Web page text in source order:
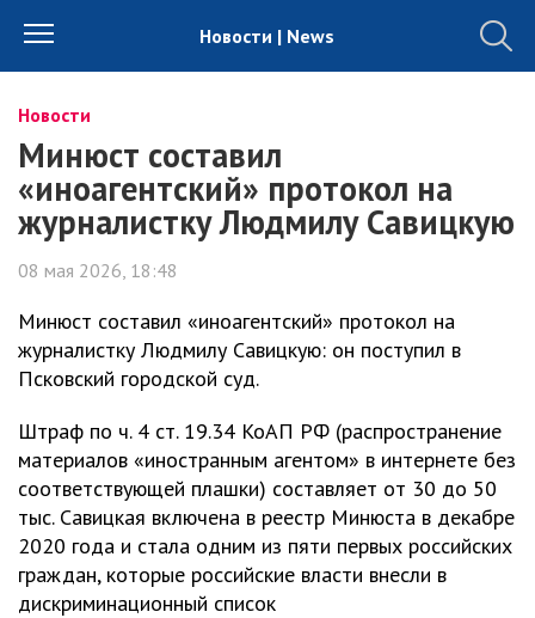
Новости | News
Новости
Минюст составил
«иноагентский» протокол на
журналистку Людмилу Савицкую
08 мая 2026, 18:48
Минюст составил «иноагентский» протокол на
журналистку Людмилу Савицкую: он поступил в
Псковский городской суд.
Штраф по ч. 4 ст. 19.34 КоАП РФ (распространение
материалов «иностранным агентом» в интернете без
соответствующей плашки) составляет от 30 до 50
тыс. Савицкая включена в реестр Минюста в декабре
2020 года и стала одним из пяти первых российских
граждан, которые российские власти внесли в
дискриминационный список